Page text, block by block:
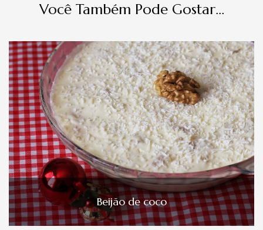
Você Também Pode Gostar...
Beijão de coco